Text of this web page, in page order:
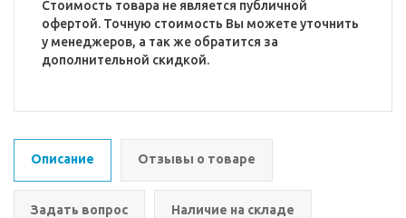
Стоимость товара не является публичной
офертой. Точную стоимость Вы можете уточнить
у менеджеров, а так же обратится за
дополнительной скидкой.
Описание Отзывы о товаре
Задать вопрос Наличие на складе